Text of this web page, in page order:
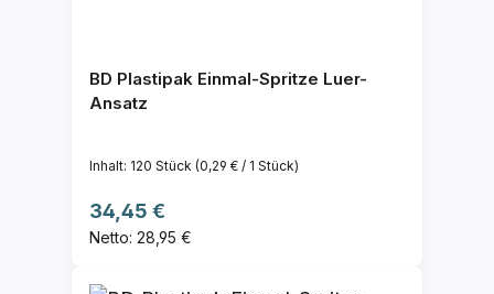
BD Plastipak Einmal-Spritze Luer-
Ansatz
Inhalt: 120 Stück (0,29 € / 1 Stück)
Regulärer Preis:
34,45 €
Netto: 28,95 €